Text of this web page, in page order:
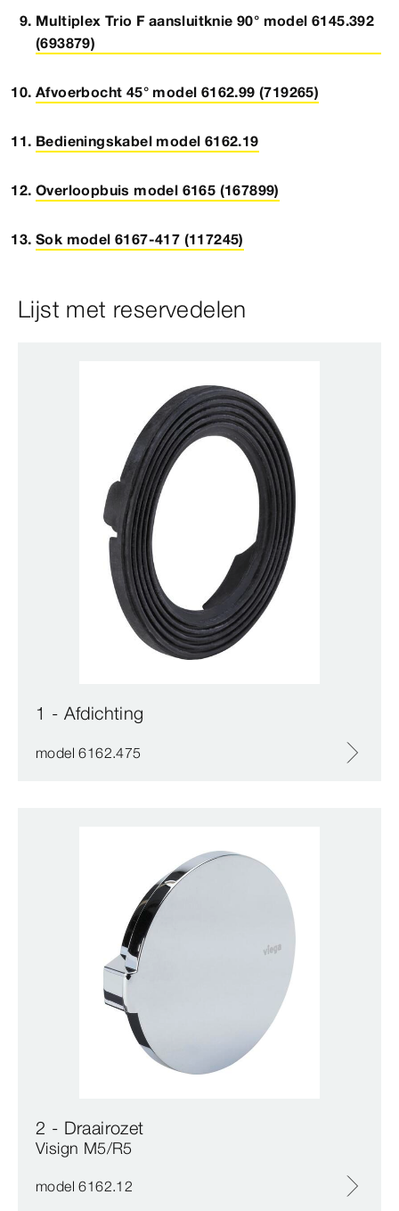
Multiplex Trio F aansluitknie 90° model 6145.392
(693879)
Afvoerbocht 45° model 6162.99 (719265)
Bedieningskabel model 6162.19
Overloopbuis model 6165 (167899)
Sok model 6167-417 (117245)
Lijst met reservedelen
1 - Afdichting
model 6162.475
2 - Draairozet
Visign M5/R5
model 6162.12